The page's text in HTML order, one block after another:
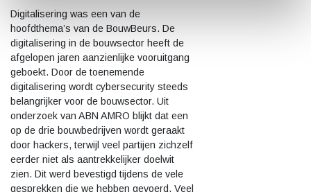
Digitalisering was een van de
hoofdthema’s van de BouwBeurs. De
digitalisering in de bouwsector heeft de
afgelopen jaren aanzienlijke vooruitgang
geboekt. Door de toenemende
digitalisering wordt cybersecurity steeds
belangrijker voor de bouwsector. Uit
onderzoek van ABN AMRO blijkt dat een
op de drie bouwbedrijven wordt geraakt
door hackers, terwijl veel partijen zichzelf
eerder niet als aantrekkelijker doelwit
zien. Dit werd bevestigd tijdens de vele
gesprekken die we hebben gevoerd. Veel